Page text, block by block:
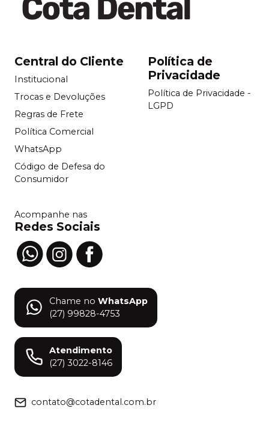
Central do Cliente
Institucional
Trocas e Devoluções
Regras de Frete
Política Comercial
WhatsApp
Código de Defesa do
Consumidor
Política de
Privacidade
Política de Privacidade -
LGPD
Acompanhe nas
Redes Sociais
Chame no WhatsApp
(27) 99828-4753
Atendimento
(27) 3022-8146
contato@cotadental.com.br